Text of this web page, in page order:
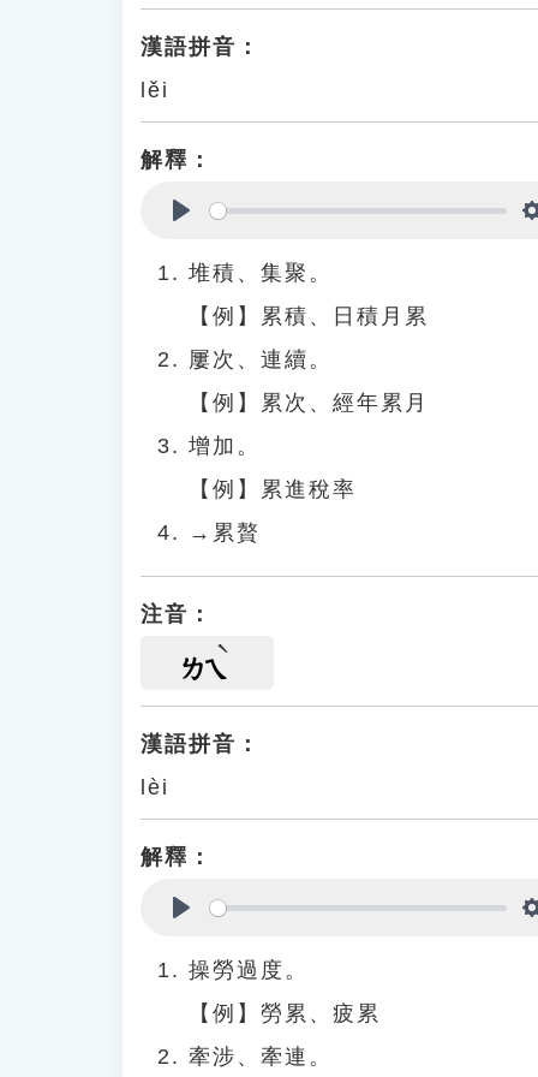
漢語拼音：
lěi
解釋：
堆積、集聚。
【例】累積、日積月累
屢次、連續。
【例】累次、經年累月
增加。
【例】累進稅率
→累贅
注音：
ㄌㄟ
漢語拼音：
lèi
解釋：
操勞過度。
【例】勞累、疲累
牽涉、牽連。